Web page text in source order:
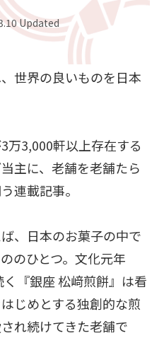
Updated
世界の良いものを日本
万3,000軒以上存在する
主に、老舗を老舗たら
連載記事。
、日本のお菓子の中で
のひとつ。文化元年
く『銀座 松﨑煎餅』は看
じめとする独創的な煎
れ続けてきた老舗で